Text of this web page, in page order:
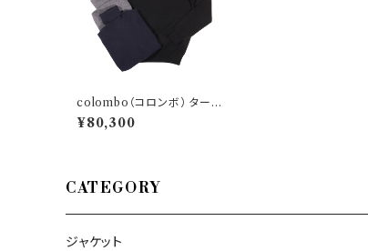
colombo（コロンボ） タート
ルネックセーター 43000 24
010
¥80,300
CATEGORY
ジャケット